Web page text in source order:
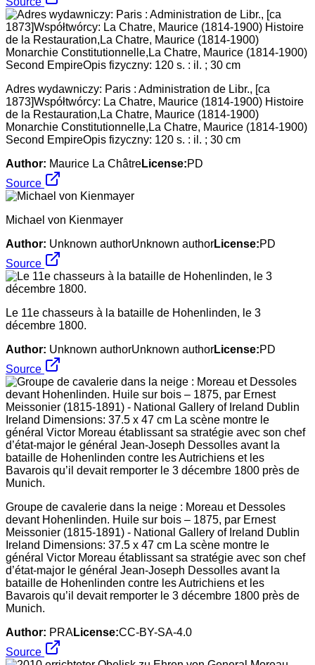
Adres wydawniczy: Paris : Administration de Libr., [ca
1873]Współtwórcy: La Chatre, Maurice (1814-1900) Histoire
de la Restauration,La Chatre, Maurice (1814-1900)
Monarchie Constitutionnelle,La Chatre, Maurice (1814-1900)
Second EmpireOpis fizyczny: 120 s. : il. ; 30 cm
Author: Maurice La ChâtreLicense:PD
Source
Michael von Kienmayer
Author: Unknown authorUnknown authorLicense:PD
Source
Le 11e chasseurs à la bataille de Hohenlinden, le 3
décembre 1800.
Author: Unknown authorUnknown authorLicense:PD
Source
Groupe de cavalerie dans la neige : Moreau et Dessoles
devant Hohenlinden. Huile sur bois – 1875, par Ernest
Meissonier (1815-1891) - National Gallery of Ireland Dublin
Ireland Dimensions: 37.5 x 47 cm La scène montre le
général Victor Moreau établissant sa stratégie avec son chef
d’état-major le général Jean-Joseph Dessolles avant la
bataille de Hohenlinden contre les Autrichiens et les
Bavarois qu’il devait remporter le 3 décembre 1800 près de
Munich.
Author: PRALicense:CC-BY-SA-4.0
Source